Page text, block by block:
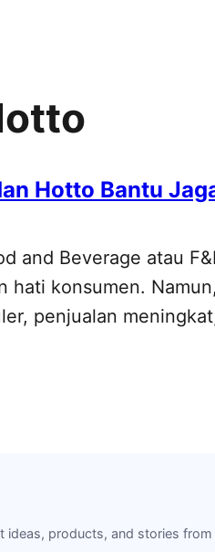
Hotto Bantu
and Beverage atau
hati konsumen.
penjualan
ideas, products, and stories from